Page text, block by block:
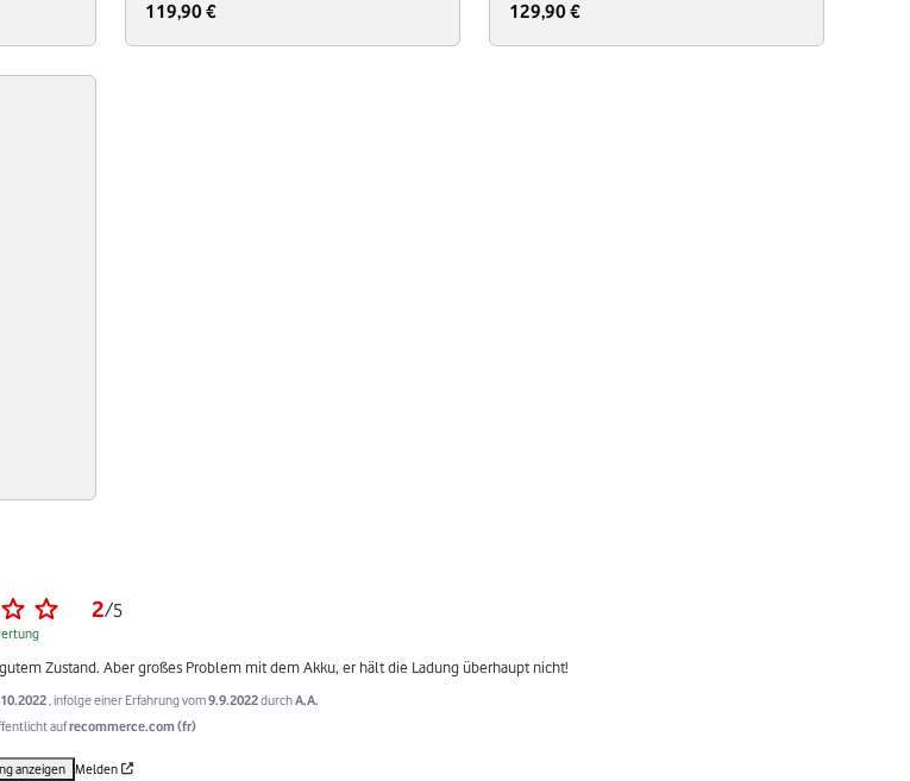
119,90 € 129,90 €
2/5
Zustand. Aber großes Problem mit dem Akku, er hält die Ladung überhaupt nicht!
, infolge einer Erfahrung vom9.9.2022durchA.A.
aufrecommerce.com (fr)
anzeigen Melden